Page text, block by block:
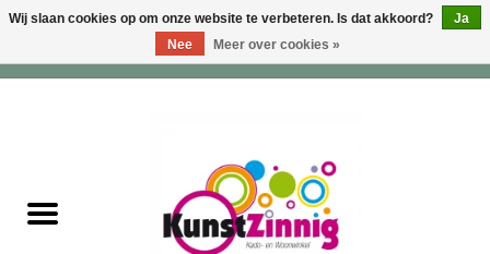
Wonen & Lifestyle
Wij slaan cookies op om onze website te verbeteren. Is dat akkoord?
Ja
Nee
Meer over cookies »